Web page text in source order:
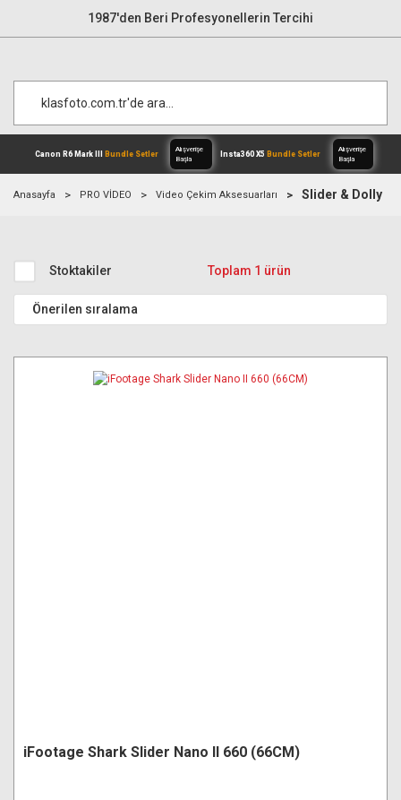
1987'den Beri Profesyonellerin Tercihi
Anasayfa PRO VİDEO Video Çekim Aksesuarları Slider & Dolly
Stoktakiler Toplam 1 ürün
iFootage Shark Slider Nano II 660 (66CM)